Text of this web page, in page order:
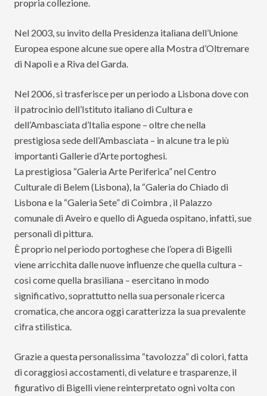
propria collezione.
Nel 2003, su invito della Presidenza italiana dell’Unione
Europea espone alcune sue opere alla Mostra d’Oltremare
di Napoli e a Riva del Garda.
Nel 2006, si trasferisce per un periodo a Lisbona dove con
il patrocinio dell’Istituto italiano di Cultura e
dell’Ambasciata d’Italia espone – oltre che nella
prestigiosa sede dell’Ambasciata – in alcune tra le più
importanti Gallerie d’Arte portoghesi.
La prestigiosa “Galeria Arte Periferica” nel Centro
Culturale di Belem (Lisbona), la “Galeria do Chiado di
Lisbona e la “Galeria Sete” di Coimbra , il Palazzo
comunale di Aveiro e quello di Agueda ospitano, infatti, sue
personali di pittura.
È proprio nel periodo portoghese che l’opera di Bigelli
viene arricchita dalle nuove influenze che quella cultura –
così come quella brasiliana – esercitano in modo
significativo, soprattutto nella sua personale ricerca
cromatica, che ancora oggi caratterizza la sua prevalente
cifra stilistica.
Grazie a questa personalissima “tavolozza” di colori, fatta
di coraggiosi accostamenti, di velature e trasparenze, il
figurativo di Bigelli viene reinterpretato ogni volta con